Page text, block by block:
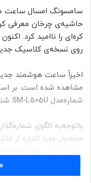
سامسونگ امسال ساعت
حاشیه‌ی چرخان معرفی
کره‌ای را ناامید کرد.
روی نسخه‌ی کلاسیک
شماره‌مدل SM-L505U شناخته می‌شود.
باتوجه‌به الگوی
محصول مورد اشاره از